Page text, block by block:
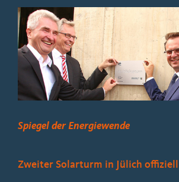
Zeige
grösseres
Bild
Spiegel der Energiewende
Zweiter Solarturm in Jülich offiziell